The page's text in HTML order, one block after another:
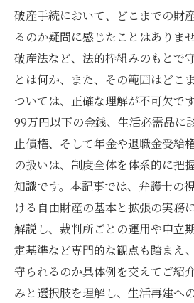
破産手続において、どこまでの財
るのか疑問に感じたことはありま
破産法など、法的枠組みのもとで
とは何か、また、その範囲はどこ
ついては、正確な理解が不可欠で
99万円以下の金銭、生活必需品に
止債権、そして年金や退職金受給
の扱いは、制度全体を体系的に把
知識です。本記事では、弁護士の
ける自由財産の基本と拡張の実務
解説し、裁判所ごとの運用や申立
定基準など専門的な観点も踏まえ
守られるのか具体例を交えてご紹
みと選択肢を理解し、生活再建へ